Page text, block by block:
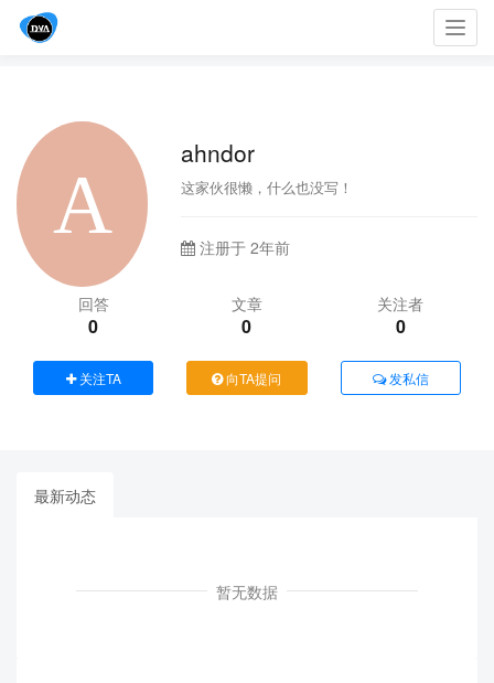
ahndor
这家伙很懒，什么也没写！
注册于 2年前
回答
0
文章
0
关注者
0
关注TA 向TA提问 发私信
最新动态
暂无数据